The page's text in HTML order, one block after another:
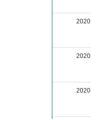
2020
2020
2020